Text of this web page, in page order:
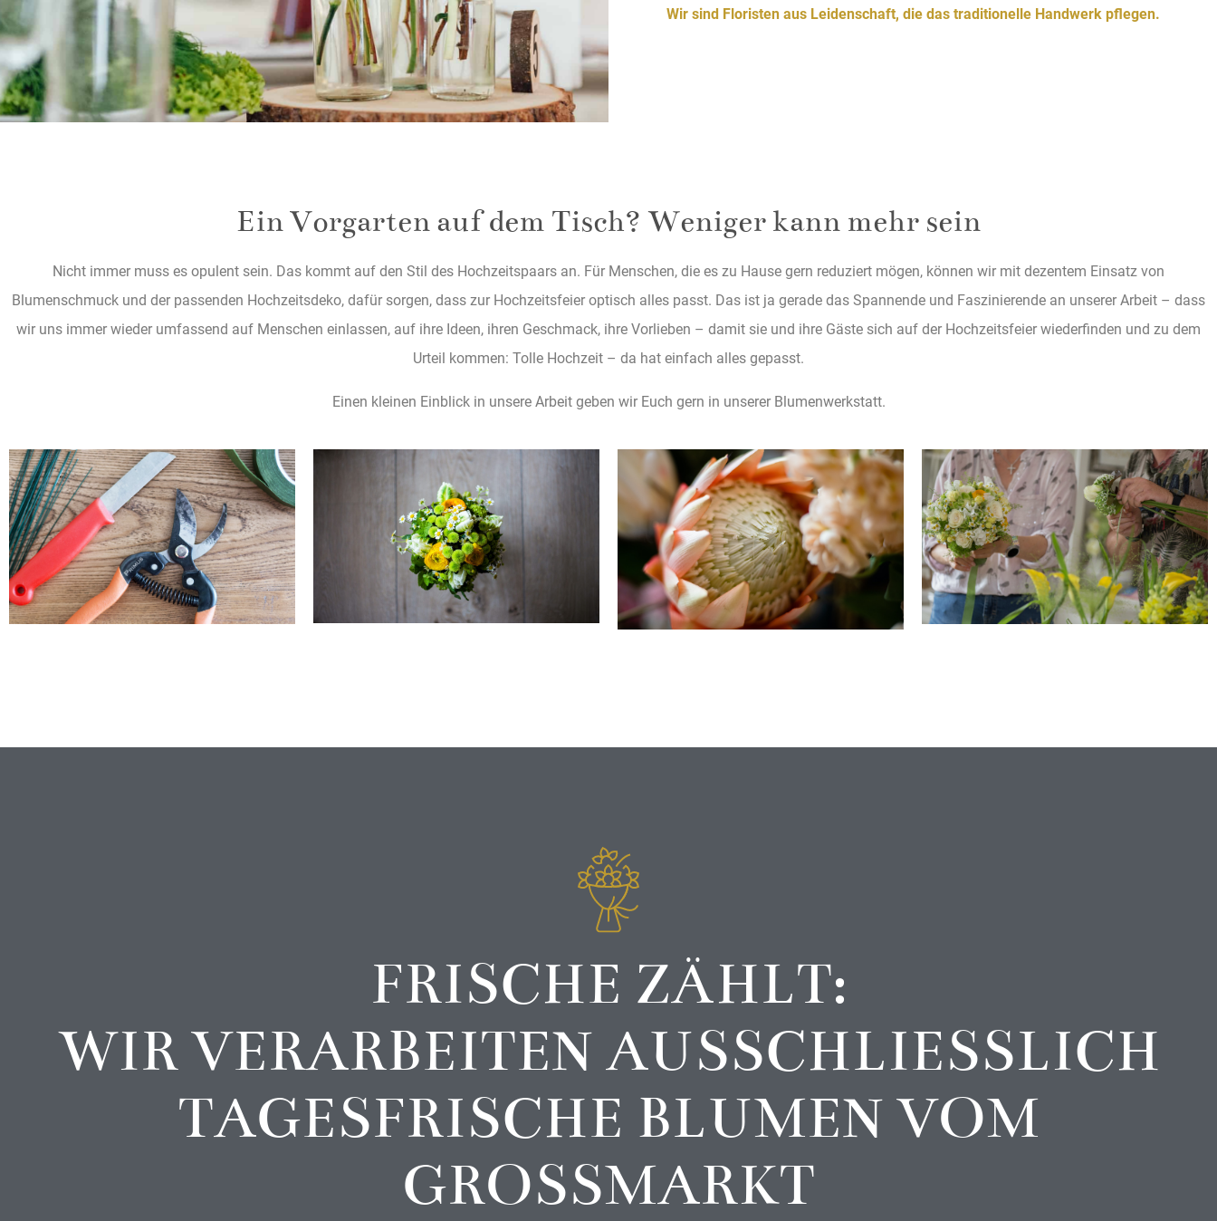
Wir sind Floristen aus Leidenschaft, die das traditionelle Handwerk pflegen.
Ein Vorgarten auf dem Tisch? Weniger kann mehr sein
Nicht immer muss es opulent sein. Das kommt auf den Stil des Hochzeitspaars an. Für Menschen, die es zu Hause gern reduziert mögen, können wir mit dezentem Einsatz von
Blumenschmuck und der passenden Hochzeitsdeko, dafür sorgen, dass zur Hochzeitsfeier optisch alles passt. Das ist ja gerade das Spannende und Faszinierende an unserer Arbeit – dass
wir uns immer wieder umfassend auf Menschen einlassen, auf ihre Ideen, ihren Geschmack, ihre Vorlieben – damit sie und ihre Gäste sich auf der Hochzeitsfeier wiederfinden und zu dem
Urteil kommen: Tolle Hochzeit – da hat einfach alles gepasst.
Einen kleinen Einblick in unsere Arbeit geben wir Euch gern in unserer Blumenwerkstatt.
FRISCHE ZÄHLT:
WIR VERARBEITEN AUSSCHLIESSLICH T
AGESFRISCHE BLUMEN VOM G
ROSSMARKT